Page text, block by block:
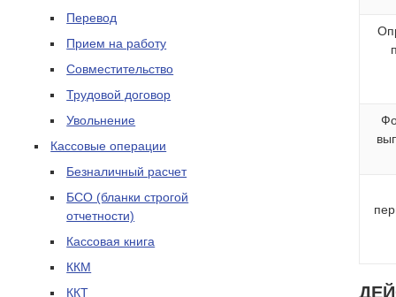
Перевод
Прием на работу
Совместительство
Трудовой договор
Увольнение
Кассовые операции
Безналичный расчет
БСО (бланки строгой
отчетности)
Кассовая книга
ККМ
ККТ